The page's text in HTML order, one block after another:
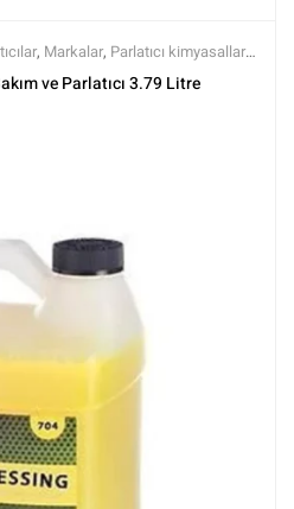
, Markalar, Parlatıcı kimyasallar,
Ürünleri
ve Parlatıcı 3.79 Litre